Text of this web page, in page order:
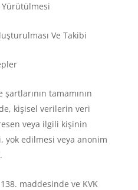
Ve Takibi
tamamının
kişisel verilerin veri
veya ilgili kişinin
edilmesi veya anonim
maddesinde ve KVK